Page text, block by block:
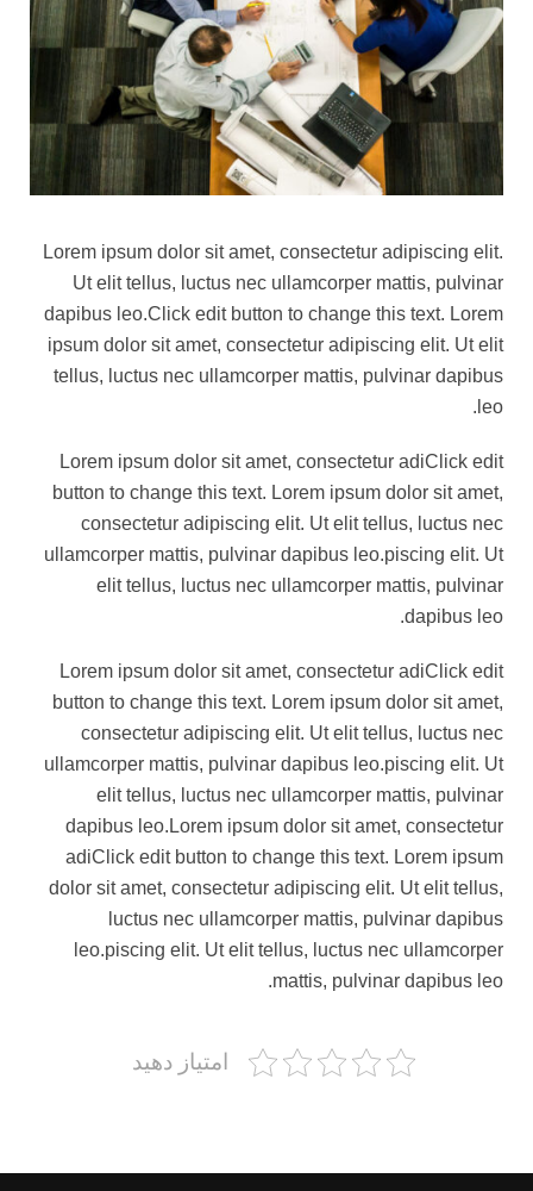
Lorem ipsum dolor sit amet, consectetur adipiscing elit.
Ut elit tellus, luctus nec ullamcorper mattis, pulvinar
dapibus leo.Click edit button to change this text. Lorem
ipsum dolor sit amet, consectetur adipiscing elit. Ut elit
tellus, luctus nec ullamcorper mattis, pulvinar dapibus
leo.
Lorem ipsum dolor sit amet, consectetur adiClick edit
button to change this text. Lorem ipsum dolor sit amet,
consectetur adipiscing elit. Ut elit tellus, luctus nec
ullamcorper mattis, pulvinar dapibus leo.piscing elit. Ut
elit tellus, luctus nec ullamcorper mattis, pulvinar
dapibus leo.
Lorem ipsum dolor sit amet, consectetur adiClick edit
button to change this text. Lorem ipsum dolor sit amet,
consectetur adipiscing elit. Ut elit tellus, luctus nec
ullamcorper mattis, pulvinar dapibus leo.piscing elit. Ut
elit tellus, luctus nec ullamcorper mattis, pulvinar
dapibus leo.Lorem ipsum dolor sit amet, consectetur
adiClick edit button to change this text. Lorem ipsum
dolor sit amet, consectetur adipiscing elit. Ut elit tellus,
luctus nec ullamcorper mattis, pulvinar dapibus
leo.piscing elit. Ut elit tellus, luctus nec ullamcorper
mattis, pulvinar dapibus leo.
امتیاز دهید